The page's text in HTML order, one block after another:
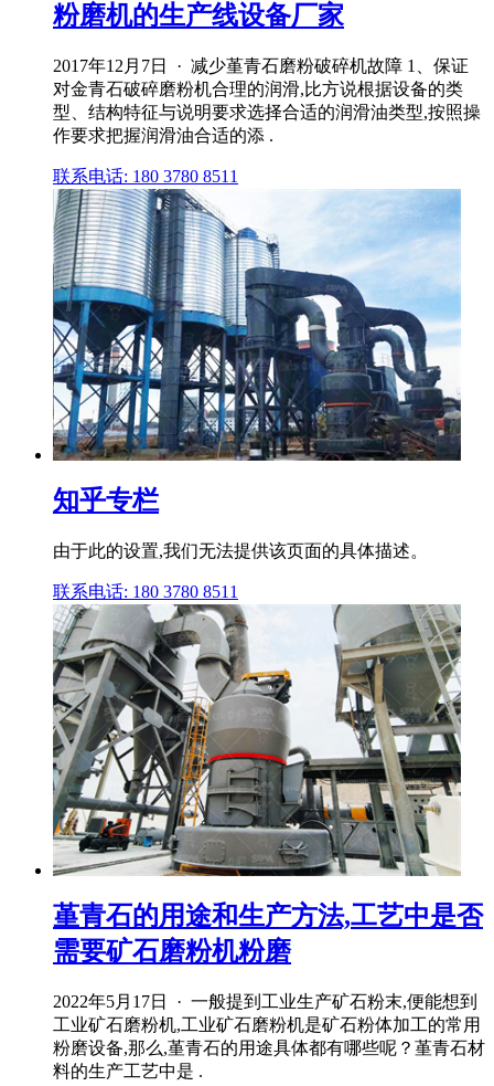
粉磨机的生产线设备厂家
2017年12月7日 · 减少堇青石磨粉破碎机故障 1、保证
对金青石破碎磨粉机合理的润滑,比方说根据设备的类
型、结构特征与说明要求选择合适的润滑油类型,按照操
作要求把握润滑油合适的添 .
联系电话: 180 3780 8511
知乎专栏
由于此的设置,我们无法提供该页面的具体描述。
联系电话: 180 3780 8511
堇青石的用途和生产方法,工艺中是否
需要矿石磨粉机粉磨
2022年5月17日 · 一般提到工业生产矿石粉末,便能想到
工业矿石磨粉机,工业矿石磨粉机是矿石粉体加工的常用
粉磨设备,那么,堇青石的用途具体都有哪些呢？堇青石材
料的生产工艺中是 .